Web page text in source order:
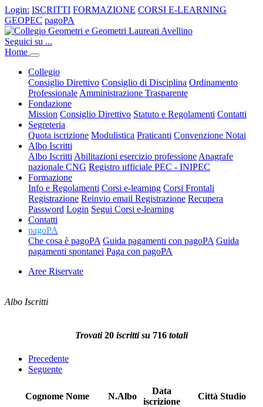
Login: ISCRITTI FORMAZIONE CORSI E-LEARNING
GEOPEC pagoPA
Seguici su ...
Home
Collegio
Consiglio Direttivo Consiglio di Disciplina Ordinamento
Professionale Amministrazione Trasparente
Fondazione
Mission Consiglio Direttivo Statuto e Regolamenti Contatti
Segreteria
Quota iscrizione Modulistica Praticanti Convenzione Notai
Albo Iscritti
Albo Iscritti Abilitazioni esercizio professione Anagrafe
nazionale CNG Registro ufficiale PEC - INIPEC
Formazione
Info e Regolamenti Corsi e-learning Corsi Frontali
Registrazione Reinvio email Registrazione Recupera
Password Login Segui Corsi e-learning
Contatti
pagoPA
Che cosa è pagoPA Guida pagamenti con pagoPA Guida
pagamenti spontanei Paga con pagoPA
Aree Riservate
Albo Iscritti
Trovati 20 iscritti su 716 totali
Precedente
Seguente
Cognome Nome N.Albo
Data
iscrizione
Città Studio